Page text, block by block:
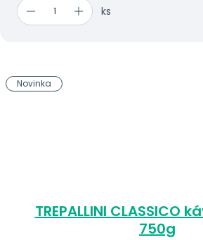
ks
TREPALLINI CLASSICO
750g
Novinka